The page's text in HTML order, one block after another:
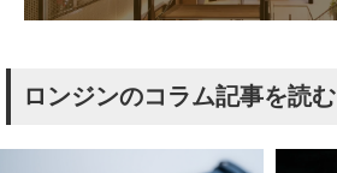
ロンジンのコラム記事を読む